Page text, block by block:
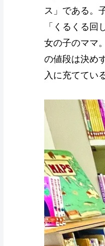
ス」である。
「くるくる
女の子のママ
の値段は決め
入に充ててい